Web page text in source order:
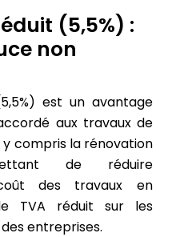
(5,5%) :
non
est un avantage
aux travaux de
compris la rénovation
de réduire
des travaux en
TVA réduit sur les
entreprises.